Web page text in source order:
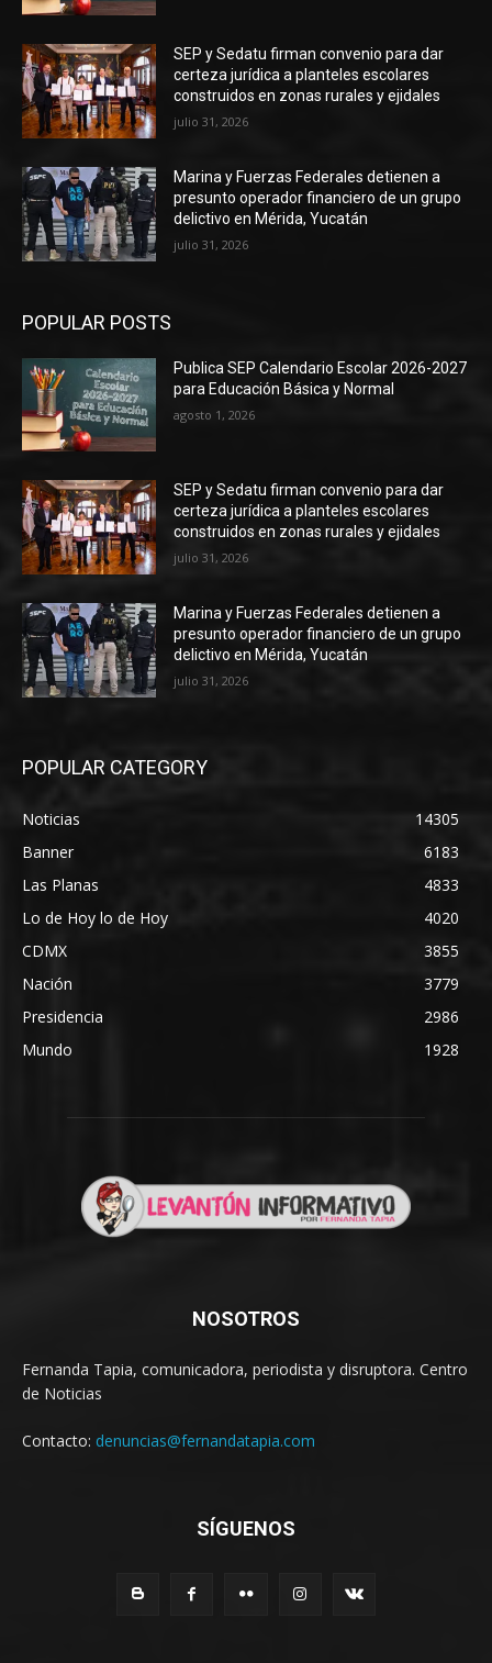
SEP y Sedatu firman convenio para dar
certeza jurídica a planteles escolares
construidos en zonas rurales y ejidales
julio 31, 2026
Marina y Fuerzas Federales detienen a
presunto operador financiero de un grupo
delictivo en Mérida, Yucatán
julio 31, 2026
POPULAR POSTS
Publica SEP Calendario Escolar 2026-2027
para Educación Básica y Normal
agosto 1, 2026
SEP y Sedatu firman convenio para dar
certeza jurídica a planteles escolares
construidos en zonas rurales y ejidales
julio 31, 2026
Marina y Fuerzas Federales detienen a
presunto operador financiero de un grupo
delictivo en Mérida, Yucatán
julio 31, 2026
POPULAR CATEGORY
Noticias
14305
Banner
6183
Las Planas
4833
Lo de Hoy lo de Hoy
4020
CDMX
3855
Nación
3779
Presidencia
2986
Mundo
1928
NOSOTROS
Fernanda Tapia, comunicadora, periodista y disruptora. Centro
de Noticias
Contacto: denuncias@fernandatapia.com
SÍGUENOS